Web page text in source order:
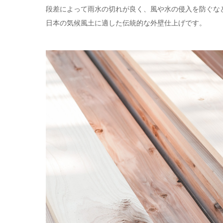
段差によって雨水の切れが良く、風や水の侵入を防ぐな
日本の気候風土に適した伝統的な外壁仕上げです。